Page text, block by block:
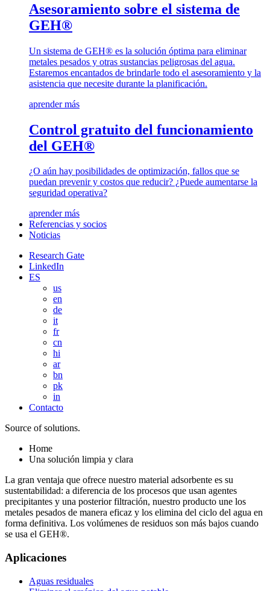
Asesoramiento sobre el sistema de
GEH®
Un sistema de GEH® es la solución óptima para eliminar
metales pesados y otras sustancias peligrosas del agua.
Estaremos encantados de brindarle todo el asesoramiento y la
asistencia que necesite durante la planificación.
aprender más
Control gratuito del funcionamiento
del GEH®
¿O aún hay posibilidades de optimización, fallos que se
puedan prevenir y costos que reducir? ¿Puede aumentarse la
seguridad operativa?
aprender más
Referencias y socios
Noticias
Research Gate
LinkedIn
ES
us
en
de
it
fr
cn
hi
ar
bn
pk
in
Contacto
Source of solutions.
Home
Una solución limpia y clara
La gran ventaja que ofrece nuestro material adsorbente es su
sustentabilidad: a diferencia de los procesos que usan agentes
precipitantes y una posterior filtración, nuestro producto une los
metales pesados de manera eficaz y los elimina del ciclo del agua en
forma definitiva. Los volúmenes de residuos son más bajos cuando
se usa el GEH®.
Aplicaciones
Aguas residuales